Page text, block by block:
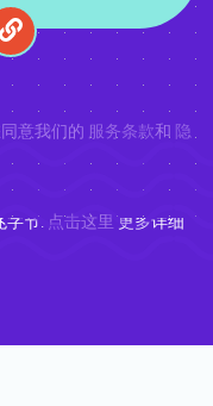
意我们的 服务条款和 隐
字节. 点击这里 更多详细